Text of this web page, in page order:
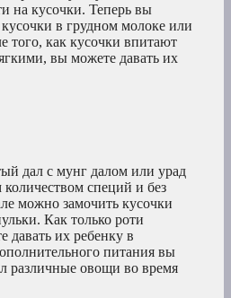
на кусочки. Теперь вы
в грудном молоке или
того, как кусочки впитают
вы можете давать их
дал с мунг далом или урад
специй и без
можно замочить кусочки
Как только роти
давать их ребенку в
питания вы
различные овощи во время